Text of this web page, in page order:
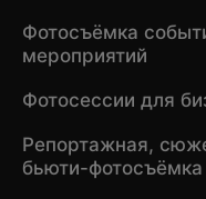
Фотосъёмка
мероприятий
Фотосессии для
Репортажная,
бьюти-фотосъёмка